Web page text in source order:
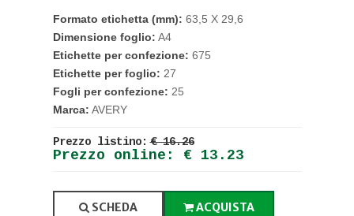
Formato etichetta (mm): 63,5 X 29,6
Dimensione foglio: A4
Etichette per confezione: 675
Etichette per foglio: 27
Fogli per confezione: 25
Marca: AVERY
Prezzo listino: € 16.26
Prezzo online: € 13.23
SCHEDA ACQUISTA